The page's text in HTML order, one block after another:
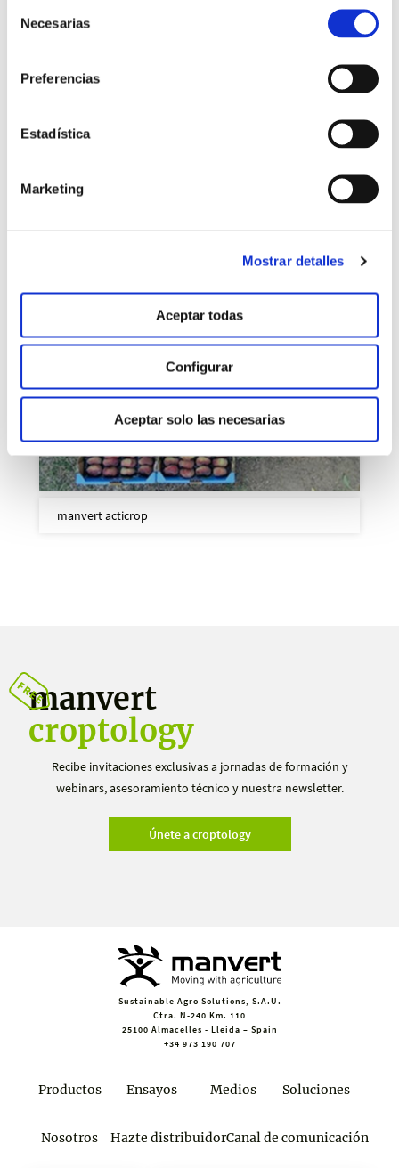
Necesarias
Preferencias
Estadística
Marketing
Mostrar detalles
Aceptar todas
Configurar
Aceptar solo las necesarias
Testigo
manvert acticrop
manvert
croptology
Recibe invitaciones exclusivas a jornadas de formación y
webinars, asesoramiento técnico y nuestra newsletter.
Únete a croptology
Sustainable Agro Solutions, S.A.U.
Ctra. N-240 Km. 110
25100 Almacelles - Lleida – Spain
+34 973 190 707
Productos Ensayos Medios Soluciones
Nosotros Hazte distribuidorCanal de comunicación